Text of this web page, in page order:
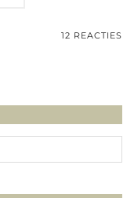
12 REACTIES